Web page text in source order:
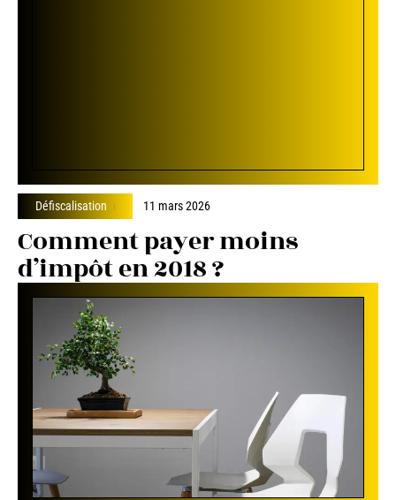
Défiscalisation 11 mars 2026
Comment payer moins
d’impôt en 2018 ?